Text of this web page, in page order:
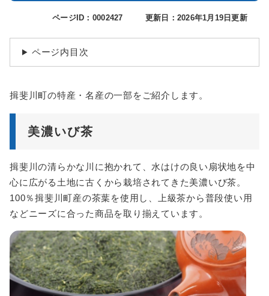
ページID：0002427 更新日：2026年1月19日更新
ページ内目次
揖斐川町の特産・名産の一部をご紹介します。
美濃いび茶
揖斐川の清らかな川に抱かれて、水はけの良い扇状地を中
心に広がる土地に古くから栽培されてきた美濃いび茶。
100％揖斐川町産の茶葉を使用し、上級茶から普段使い用
などニーズに合った商品を取り揃えています。